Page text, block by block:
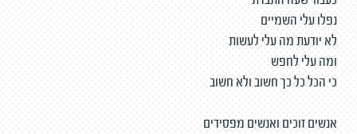
נפלו עלי השמיים
לא יודעת מה עלי לעשות
ומה עלי לחפש
כי הכל כל כך חשוב ולא חשוב
אנשים זוכים ואנשים מפסידים